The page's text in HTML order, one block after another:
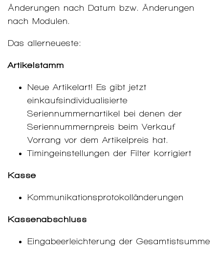
Änderungen nach Datum bzw. Änderungen
nach Modulen.
Das allerneueste:
Artikelstamm
Neue Artikelart! Es gibt jetzt
einkaufsindividualisierte
Seriennummernartikel bei denen der
Seriennummernpreis beim Verkauf
Vorrang vor dem Artikelpreis hat.
Timingeinstellungen der Filter korrigiert
Kasse
Kommunikationsprotokolländerungen
Kassenabschluss
Eingabeerleichterung der Gesamtistsumme